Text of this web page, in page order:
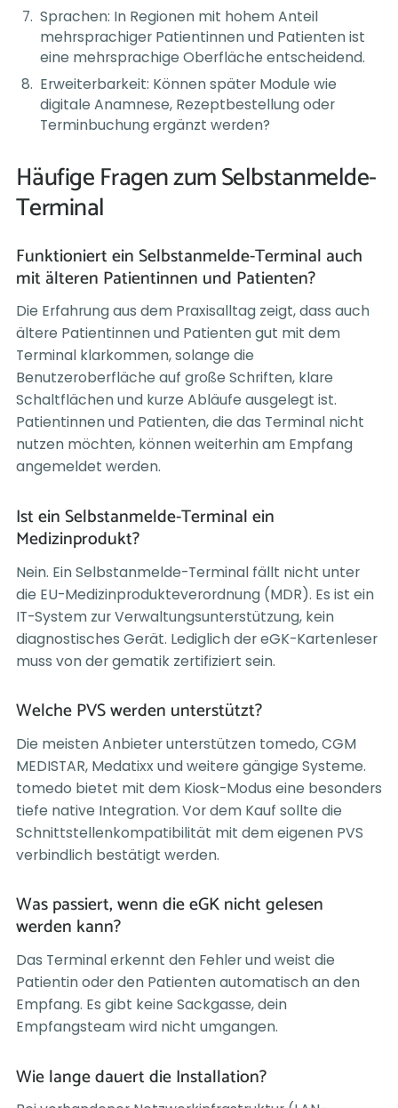
Sprachen: In Regionen mit hohem Anteil
mehrsprachiger Patientinnen und Patienten ist
eine mehrsprachige Oberfläche entscheidend.
Erweiterbarkeit: Können später Module wie
digitale Anamnese, Rezeptbestellung oder
Terminbuchung ergänzt werden?
Häufige Fragen zum Selbstanmelde-
Terminal
Funktioniert ein Selbstanmelde-Terminal auch
mit älteren Patientinnen und Patienten?
Die Erfahrung aus dem Praxisalltag zeigt, dass auch
ältere Patientinnen und Patienten gut mit dem
Terminal klarkommen, solange die
Benutzeroberfläche auf große Schriften, klare
Schaltflächen und kurze Abläufe ausgelegt ist.
Patientinnen und Patienten, die das Terminal nicht
nutzen möchten, können weiterhin am Empfang
angemeldet werden.
Ist ein Selbstanmelde-Terminal ein
Medizinprodukt?
Nein. Ein Selbstanmelde-Terminal fällt nicht unter
die EU-Medizinprodukteverordnung (MDR). Es ist ein
IT-System zur Verwaltungsunterstützung, kein
diagnostisches Gerät. Lediglich der eGK-Kartenleser
muss von der gematik zertifiziert sein.
Welche PVS werden unterstützt?
Die meisten Anbieter unterstützen tomedo, CGM
MEDISTAR, Medatixx und weitere gängige Systeme.
tomedo bietet mit dem Kiosk-Modus eine besonders
tiefe native Integration. Vor dem Kauf sollte die
Schnittstellenkompatibilität mit dem eigenen PVS
verbindlich bestätigt werden.
Was passiert, wenn die eGK nicht gelesen
werden kann?
Das Terminal erkennt den Fehler und weist die
Patientin oder den Patienten automatisch an den
Empfang. Es gibt keine Sackgasse, dein
Empfangsteam wird nicht umgangen.
Wie lange dauert die Installation?